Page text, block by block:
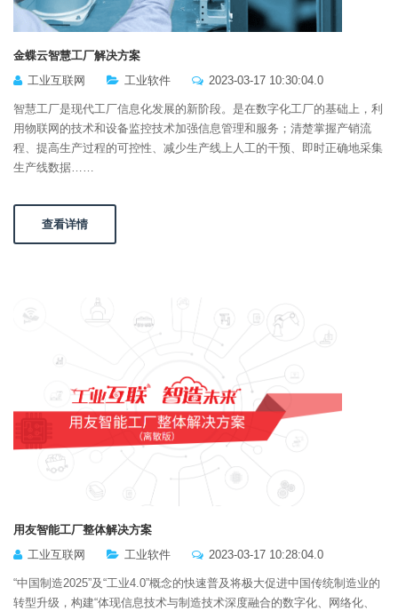
金蝶云智慧工厂解决方案
工业互联网
工业软件 2023-03-17 10:30:04.0
智慧工厂是现代工厂信息化发展的新阶段。是在数字化工厂的基础上，利
用物联网的技术和设备监控技术加强信息管理和服务；清楚掌握产销流
程、提高生产过程的可控性、减少生产线上人工的干预、即时正确地采集
生产线数据……
查看详情
用友智能工厂整体解决方案
工业互联网
工业软件 2023-03-17 10:28:04.0
“中国制造2025”及“工业4.0”概念的快速普及将极大促进中国传统制造业的
转型升级，构建“体现信息技术与制造技术深度融合的数字化、网络化、